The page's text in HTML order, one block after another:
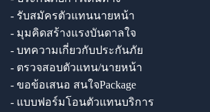
- รับสมัครตัวแทนนายหน้า
- มุมคิดสร้างแรงบันดาลใจ
- บทความเกี่ยวกับประกันภัย
- ตรวจสอบตัวแทน/นายหน้า
- ขอข้อเสนอ สนใจPackage
- แบบฟอร์มโอนตัวแทนบริการ